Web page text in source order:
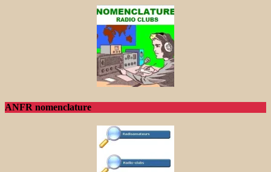
ANFR nomenclature